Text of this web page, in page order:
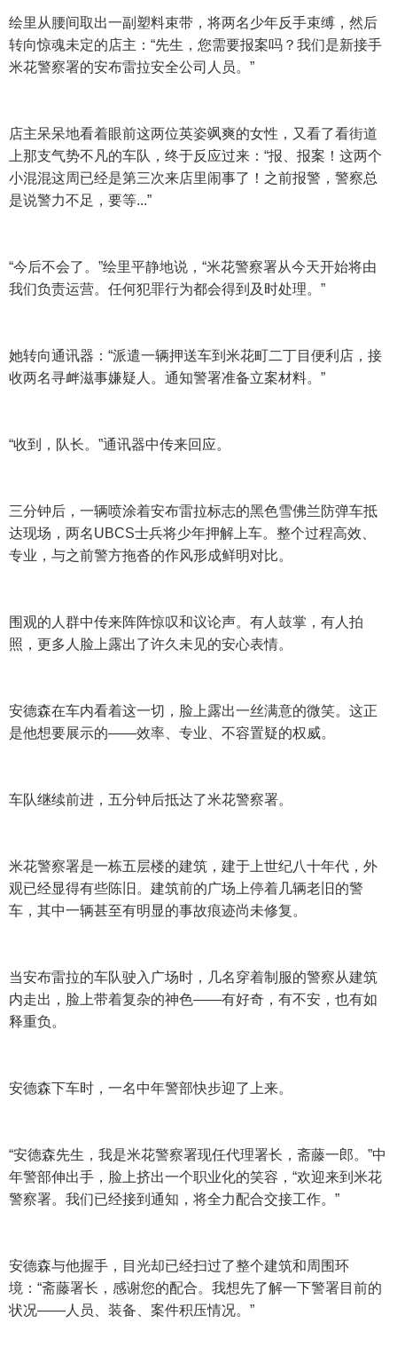
绘里从腰间取出一副塑料束带，将两名少年反手束缚，然后
转向惊魂未定的店主：“先生，您需要报案吗？我们是新接手
米花警察署的安布雷拉安全公司人员。”
店主呆呆地看着眼前这两位英姿飒爽的女性，又看了看街道
上那支气势不凡的车队，终于反应过来：“报、报案！这两个
小混混这周已经是第三次来店里闹事了！之前报警，警察总
是说警力不足，要等...”
“今后不会了。”绘里平静地说，“米花警察署从今天开始将由
我们负责运营。任何犯罪行为都会得到及时处理。”
她转向通讯器：“派遣一辆押送车到米花町二丁目便利店，接
收两名寻衅滋事嫌疑人。通知警署准备立案材料。”
“收到，队长。”通讯器中传来回应。
三分钟后，一辆喷涂着安布雷拉标志的黑色雪佛兰防弹车抵
达现场，两名UBCS士兵将少年押解上车。整个过程高效、
专业，与之前警方拖沓的作风形成鲜明对比。
围观的人群中传来阵阵惊叹和议论声。有人鼓掌，有人拍
照，更多人脸上露出了许久未见的安心表情。
安德森在车内看着这一切，脸上露出一丝满意的微笑。这正
是他想要展示的——效率、专业、不容置疑的权威。
车队继续前进，五分钟后抵达了米花警察署。
米花警察署是一栋五层楼的建筑，建于上世纪八十年代，外
观已经显得有些陈旧。建筑前的广场上停着几辆老旧的警
车，其中一辆甚至有明显的事故痕迹尚未修复。
当安布雷拉的车队驶入广场时，几名穿着制服的警察从建筑
内走出，脸上带着复杂的神色——有好奇，有不安，也有如
释重负。
安德森下车时，一名中年警部快步迎了上来。
“安德森先生，我是米花警察署现任代理署长，斋藤一郎。”中
年警部伸出手，脸上挤出一个职业化的笑容，“欢迎来到米花
警察署。我们已经接到通知，将全力配合交接工作。”
安德森与他握手，目光却已经扫过了整个建筑和周围环
境：“斋藤署长，感谢您的配合。我想先了解一下警署目前的
状况——人员、装备、案件积压情况。”